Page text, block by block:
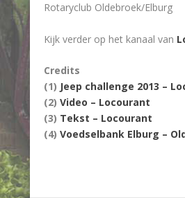
Rotaryclub Oldebroek/Elburg
Kijk verder op het kanaal van
Credits
(1) Jeep challenge 2013 –
(2) Video – Locourant
(3) Tekst – Locourant
(4) Voedselbank Elburg –